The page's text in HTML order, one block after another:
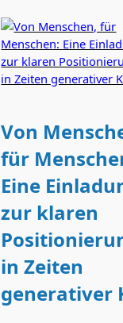
Von
für
Eine
zur klaren
in Zeiten
generativer